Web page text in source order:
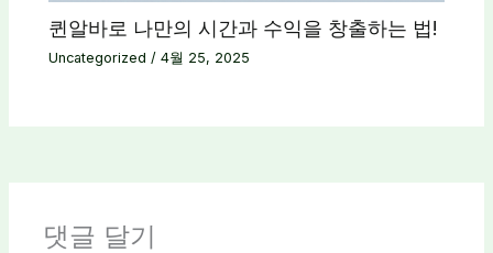
퀸알바로 나만의 시간과 수익을 창출하는 법!
Uncategorized /4월 25, 2025
댓글 달기